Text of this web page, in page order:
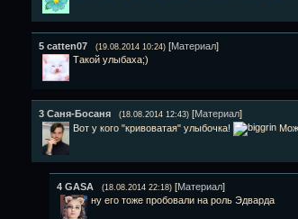
5 catten07 (19.08.2014 10:24) [Материал]
Такой улыбаха;)
3 Саня-Босаня (18.08.2014 12:43) [Материал]
Вот у кого "кривоватая" улыбочка!
4 GASA (18.08.2014 22:18) [Материал]
ну его тоже пробовали на роль Эдварда